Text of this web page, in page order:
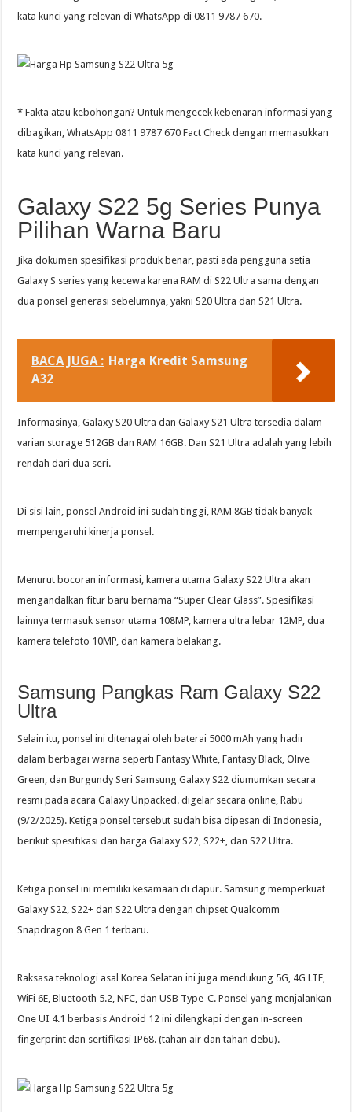
kata kunci yang relevan di WhatsApp di 0811 9787 670.
* Fakta atau kebohongan? Untuk mengecek kebenaran informasi yang
dibagikan, WhatsApp 0811 9787 670 Fact Check dengan memasukkan
kata kunci yang relevan.
Galaxy S22 5g Series Punya
Pilihan Warna Baru
Jika dokumen spesifikasi produk benar, pasti ada pengguna setia
Galaxy S series yang kecewa karena RAM di S22 Ultra sama dengan
dua ponsel generasi sebelumnya, yakni S20 Ultra dan S21 Ultra.
BACA JUGA : Harga Kredit Samsung
A32
Informasinya, Galaxy S20 Ultra dan Galaxy S21 Ultra tersedia dalam
varian storage 512GB dan RAM 16GB. Dan S21 Ultra adalah yang lebih
rendah dari dua seri.
Di sisi lain, ponsel Android ini sudah tinggi, RAM 8GB tidak banyak
mempengaruhi kinerja ponsel.
Menurut bocoran informasi, kamera utama Galaxy S22 Ultra akan
mengandalkan fitur baru bernama “Super Clear Glass”. Spesifikasi
lainnya termasuk sensor utama 108MP, kamera ultra lebar 12MP, dua
kamera telefoto 10MP, dan kamera belakang.
Samsung Pangkas Ram Galaxy S22
Ultra
Selain itu, ponsel ini ditenagai oleh baterai 5000 mAh yang hadir
dalam berbagai warna seperti Fantasy White, Fantasy Black, Olive
Green, dan Burgundy Seri Samsung Galaxy S22 diumumkan secara
resmi pada acara Galaxy Unpacked. digelar secara online, Rabu
(9/2/2025). Ketiga ponsel tersebut sudah bisa dipesan di Indonesia,
berikut spesifikasi dan harga Galaxy S22, S22+, dan S22 Ultra.
Ketiga ponsel ini memiliki kesamaan di dapur. Samsung memperkuat
Galaxy S22, S22+ dan S22 Ultra dengan chipset Qualcomm
Snapdragon 8 Gen 1 terbaru.
Raksasa teknologi asal Korea Selatan ini juga mendukung 5G, 4G LTE,
WiFi 6E, Bluetooth 5.2, NFC, dan USB Type-C. Ponsel yang menjalankan
One UI 4.1 berbasis Android 12 ini dilengkapi dengan in-screen
fingerprint dan sertifikasi IP68. (tahan air dan tahan debu).